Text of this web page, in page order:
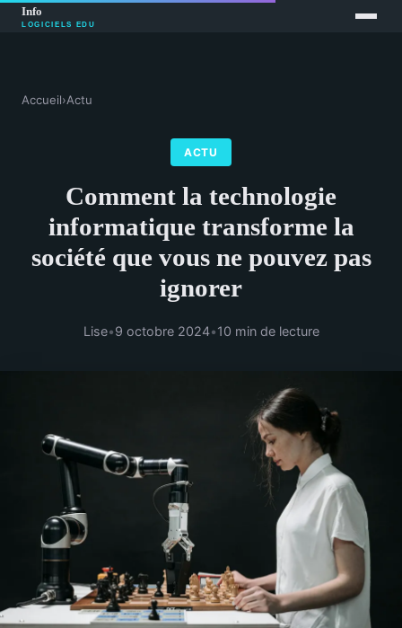
Accueil›Actu
ACTU
Comment la technologie
informatique transforme la
société que vous ne pouvez pas
ignorer
Lise•9 octobre 2024•10 min de lecture